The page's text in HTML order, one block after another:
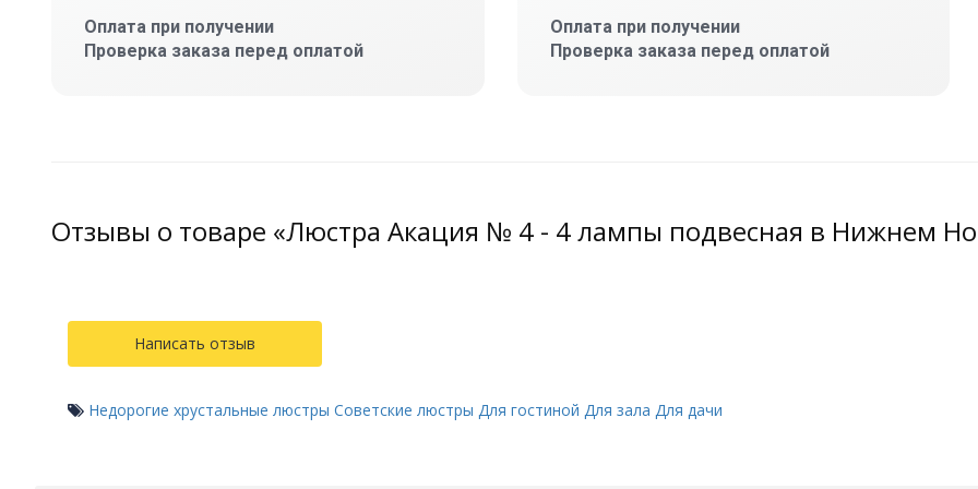
Оплата при получении
Проверка заказа перед оплатой
Оплата при получении
Проверка заказа перед оплатой
Отзывы о товаре «Люстра Акация № 4 - 4 лампы подвесная в Нижнем
Написать отзыв
Недорогие хрустальные люстры Советские люстры Для гостиной Для зала Для дачи